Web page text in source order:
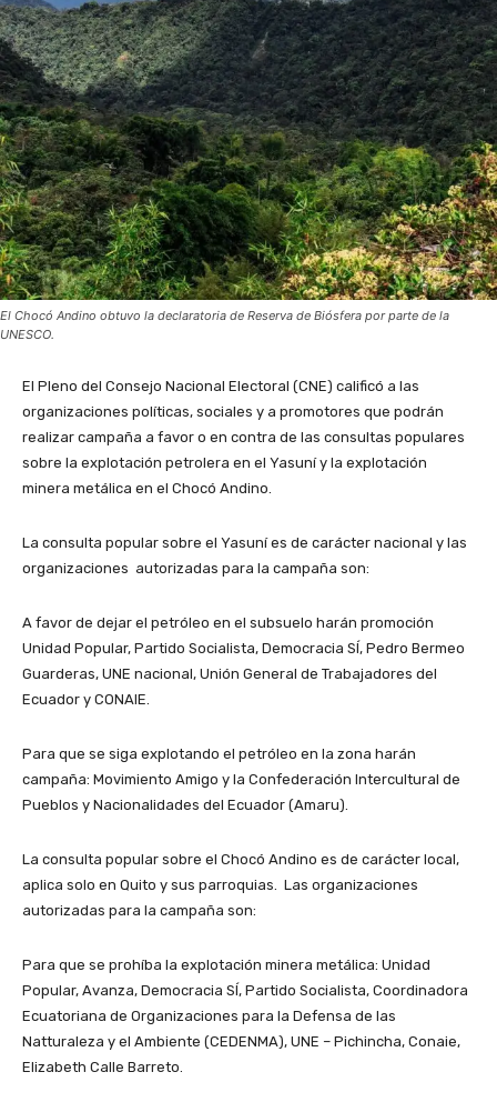
El Chocó Andino obtuvo la declaratoria de Reserva de Biósfera por parte de la
UNESCO.
El Pleno del Consejo Nacional Electoral (CNE) calificó a las
organizaciones políticas, sociales y a promotores que podrán
realizar campaña a favor o en contra de las consultas populares
sobre la explotación petrolera en el Yasuní y la explotación
minera metálica en el Chocó Andino.
La consulta popular sobre el Yasuní es de carácter nacional y las
organizaciones autorizadas para la campaña son:
A favor de dejar el petróleo en el subsuelo harán promoción
Unidad Popular, Partido Socialista, Democracia SÍ, Pedro Bermeo
Guarderas, UNE nacional, Unión General de Trabajadores del
Ecuador y CONAIE.
Para que se siga explotando el petróleo en la zona harán
campaña: Movimiento Amigo y la Confederación Intercultural de
Pueblos y Nacionalidades del Ecuador (Amaru).
La consulta popular sobre el Chocó Andino es de carácter local,
aplica solo en Quito y sus parroquias. Las organizaciones
autorizadas para la campaña son:
Para que se prohíba la explotación minera metálica: Unidad
Popular, Avanza, Democracia SÍ, Partido Socialista, Coordinadora
Ecuatoriana de Organizaciones para la Defensa de las
Natturaleza y el Ambiente (CEDENMA), UNE – Pichincha, Conaie,
Elizabeth Calle Barreto.